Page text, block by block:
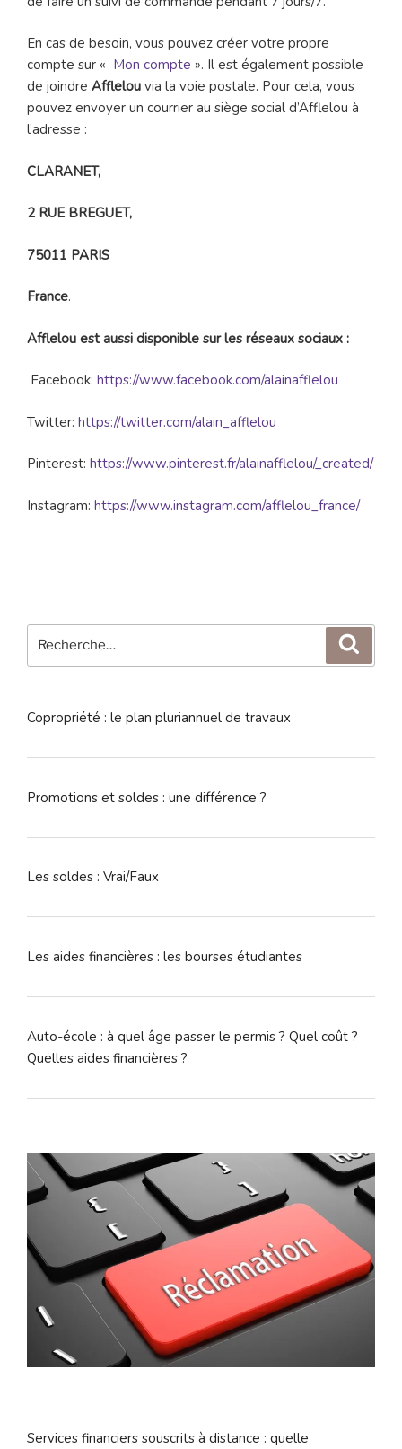
En cas de besoin, vous pouvez créer votre propre
compte sur « Mon compte ». Il est également possible
de joindre Afflelou via la voie postale. Pour cela, vous
pouvez envoyer un courrier au siège social d’Afflelou à
l’adresse :
CLARANET,
2 RUE BREGUET,
75011 PARIS
France.
Afflelou est aussi disponible sur les réseaux sociaux :
Facebook: https://www.facebook.com/alainafflelou
Twitter: https://twitter.com/alain_afflelou
Pinterest: https://www.pinterest.fr/alainafflelou/_created/
Instagram: https://www.instagram.com/afflelou_france/
pour
Copropriété : le plan pluriannuel de travaux
Promotions et soldes : une différence ?
Les soldes : Vrai/Faux
Les aides financières : les bourses étudiantes
Auto-école : à quel âge passer le permis ? Quel coût ?
Quelles aides financières ?
Services financiers souscrits à distance : quelle